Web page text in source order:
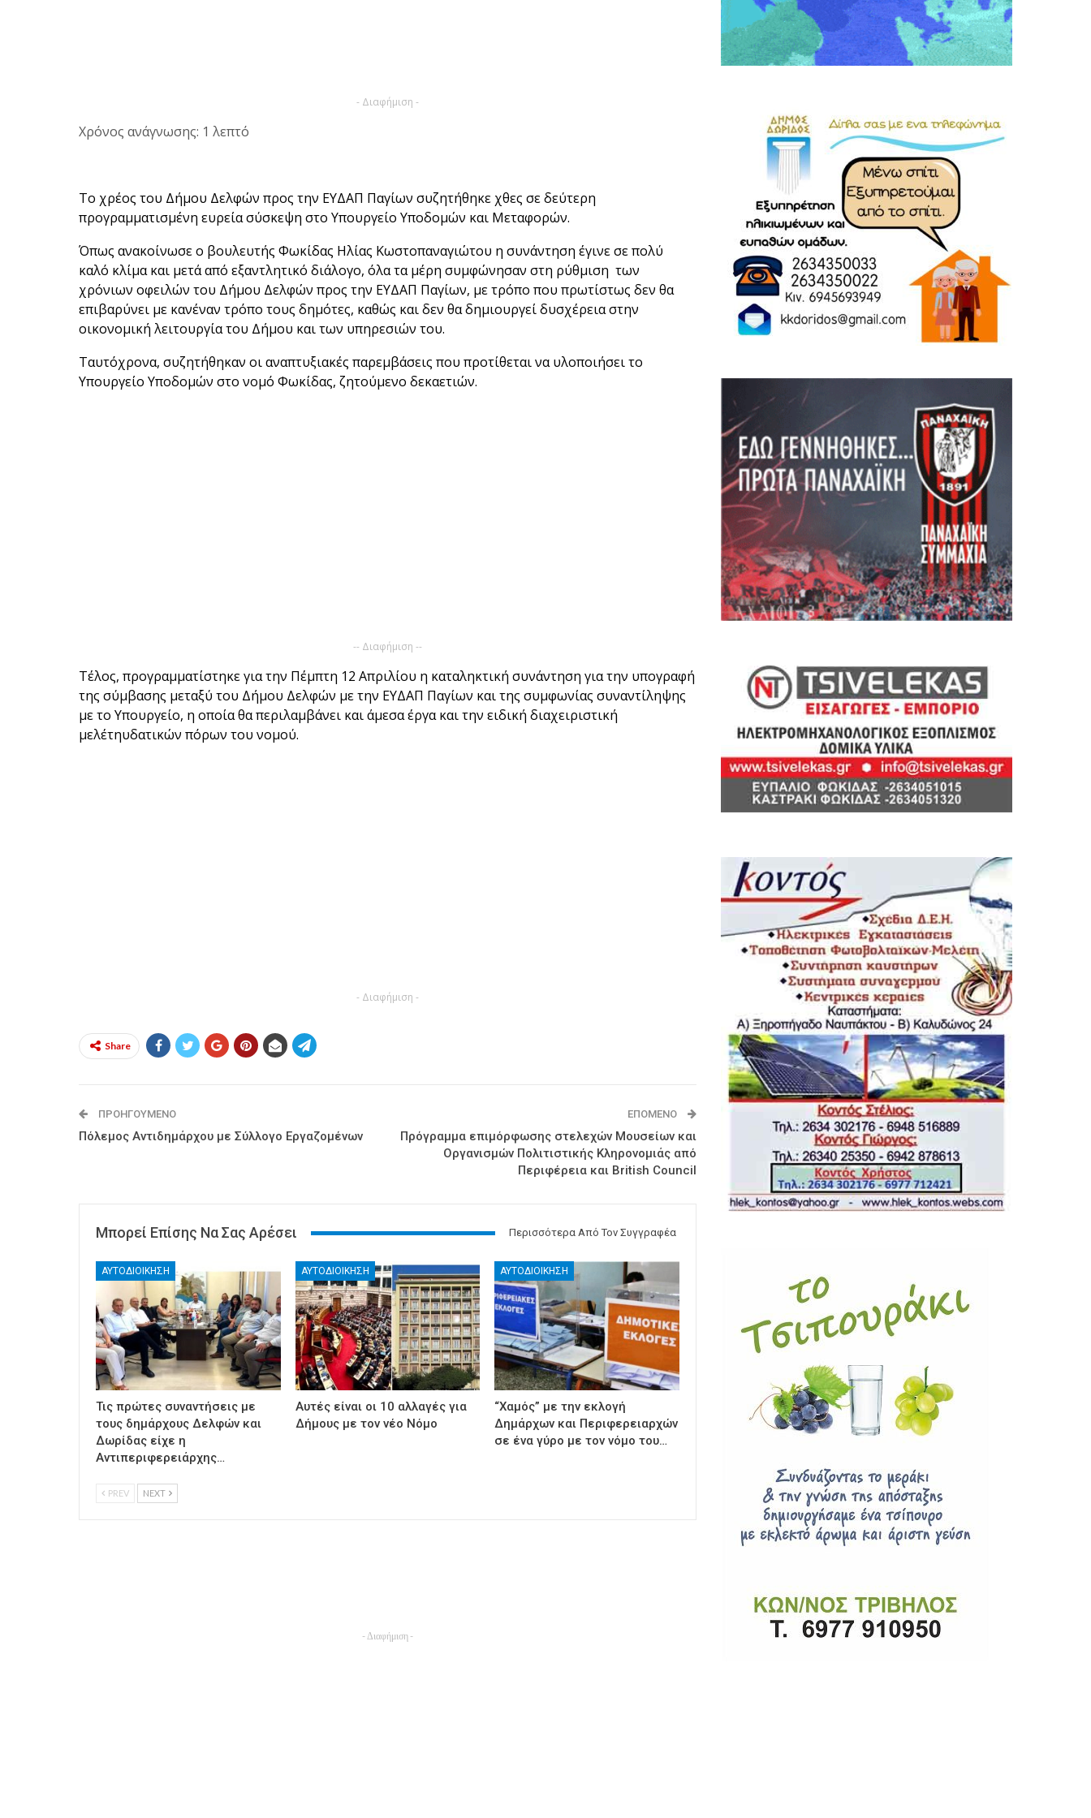
- Διαφήμιση -
Χρόνος ανάγνωσης: 1 λεπτό
Το χρέος του Δήμου Δελφών προς την ΕΥΔΑΠ Παγίων συζητήθηκε χθες σε δεύτερη
προγραμματισμένη ευρεία σύσκεψη στο Υπουργείο Υποδομών και Μεταφορών.
Όπως ανακοίνωσε ο βουλευτής Φωκίδας Ηλίας Κωστοπαναγιώτου η συνάντηση έγινε σε πολύ
καλό κλίμα και μετά από εξαντλητικό διάλογο, όλα τα μέρη συμφώνησαν στη ρύθμιση των
χρόνιων οφειλών του Δήμου Δελφών προς την ΕΥΔΑΠ Παγίων, με τρόπο που πρωτίστως δεν θα
επιβαρύνει με κανέναν τρόπο τους δημότες, καθώς και δεν θα δημιουργεί δυσχέρεια στην
οικονομική λειτουργία του Δήμου και των υπηρεσιών του.
Ταυτόχρονα, συζητήθηκαν οι αναπτυξιακές παρεμβάσεις που προτίθεται να υλοποιήσει το
Υπουργείο Υποδομών στο νομό Φωκίδας, ζητούμενο δεκαετιών.
-- Διαφήμιση --
Τέλος, προγραμματίστηκε για την Πέμπτη 12 Απριλίου η καταληκτική συνάντηση για την υπογραφή
της σύμβασης μεταξύ του Δήμου Δελφών με την ΕΥΔΑΠ Παγίων και της συμφωνίας συναντίληψης
με το Υπουργείο, η οποία θα περιλαμβάνει και άμεσα έργα και την ειδική διαχειριστική
μελέτηυδατικών πόρων του νομού.
- Διαφήμιση -
Share
ΠΡΟΗΓΟΎΜΕΝΟ
Πόλεμος Αντιδημάρχου με Σύλλογο Εργαζομένων
ΕΠΌΜΕΝΟ
Πρόγραμμα επιμόρφωσης στελεχών Μουσείων και
Οργανισμών Πολιτιστικής Κληρονομιάς από
Περιφέρεια και British Council
Μπορεί Επίσης Να Σας Αρέσει Περισσότερα Από Τον Συγγραφέα
ΑΥΤΟΔΙΟΙΚΗΣΗ
Τις πρώτες συναντήσεις με
τους δημάρχους Δελφών και
Δωρίδας είχε η
Αντιπεριφερειάρχης…
ΑΥΤΟΔΙΟΙΚΗΣΗ
Αυτές είναι οι 10 αλλαγές για
Δήμους με τον νέο Νόμο
ΑΥΤΟΔΙΟΙΚΗΣΗ
“Χαμός” με την εκλογή
Δημάρχων και Περιφερειαρχών
σε ένα γύρο με τον νόμο του…
PREV NEXT
- Διαφήμιση -